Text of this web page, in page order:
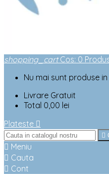
shopping_cart Cos: 0
Nu mai sunt produse
Livrare Gratuit
Total 0,00 lei
Plateste 

 Meniu
 Cauta
 Cont